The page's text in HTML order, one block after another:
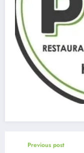
Previous post